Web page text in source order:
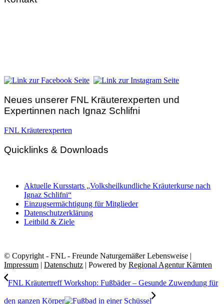
Neues unserer FNL Kräuterexperten und
Expertinnen nach Ignaz Schlifni
FNL Kräuterexperten
Quicklinks & Downloads
Aktuelle Kursstarts „Volksheilkundliche Kräuterkurse nach
Ignaz Schlifni“
Einzugsermächtigung für Mitglieder
Datenschutzerklärung
Leitbild & Ziele
© Copyright - FNL - Freunde Naturgemäßer Lebensweise |
Impressum | Datenschutz | Powered by Regional Agentur Kärnten
FNL Kräutertreff Workshop: Fußbäder – Gesunde Zuwendung für
den ganzen Körper